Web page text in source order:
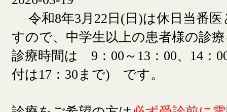
令和8年3月22日(日)は休日当番
すので、中学生以上の患者様の診
診療時間は 9：00～13：00、14：
付は17：30まで) です。